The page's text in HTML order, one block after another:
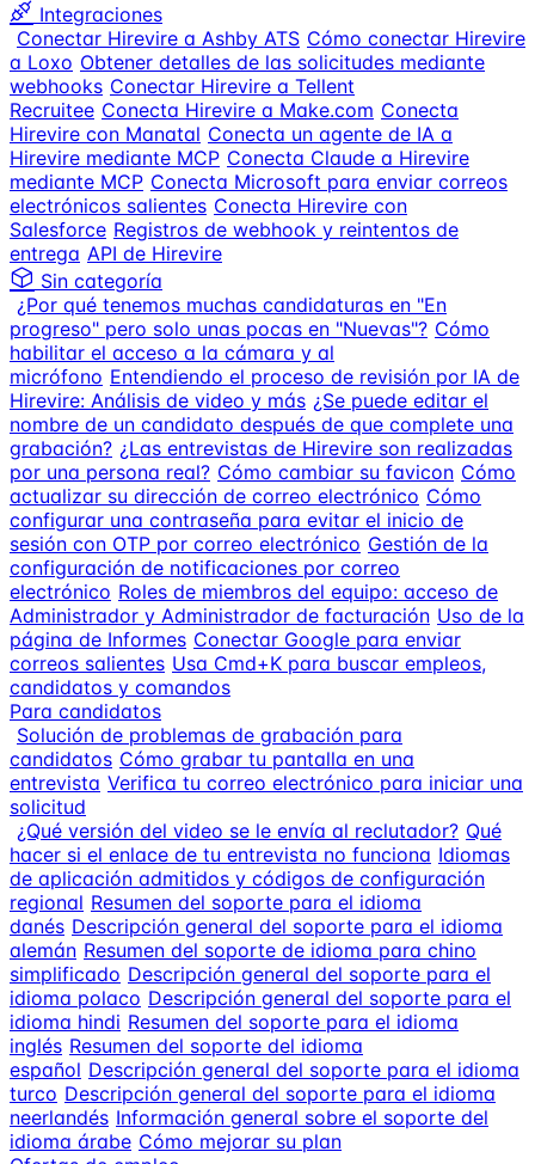
Integraciones
Conectar Hirevire a Ashby ATS Cómo conectar Hirevire
a Loxo Obtener detalles de las solicitudes mediante
webhooks Conectar Hirevire a Tellent
Recruitee Conecta Hirevire a Make.com Conecta
Hirevire con Manatal Conecta un agente de IA a
Hirevire mediante MCP Conecta Claude a Hirevire
mediante MCP Conecta Microsoft para enviar correos
electrónicos salientes Conecta Hirevire con
Salesforce Registros de webhook y reintentos de
entrega API de Hirevire
Sin categoría
¿Por qué tenemos muchas candidaturas en "En
progreso" pero solo unas pocas en "Nuevas"? Cómo
habilitar el acceso a la cámara y al
micrófono Entendiendo el proceso de revisión por IA de
Hirevire: Análisis de video y más ¿Se puede editar el
nombre de un candidato después de que complete una
grabación? ¿Las entrevistas de Hirevire son realizadas
por una persona real? Cómo cambiar su favicon Cómo
actualizar su dirección de correo electrónico Cómo
configurar una contraseña para evitar el inicio de
sesión con OTP por correo electrónico Gestión de la
configuración de notificaciones por correo
electrónico Roles de miembros del equipo: acceso de
Administrador y Administrador de facturación Uso de la
página de Informes Conectar Google para enviar
correos salientes Usa Cmd+K para buscar empleos,
candidatos y comandos
Para candidatos
Solución de problemas de grabación para
candidatos Cómo grabar tu pantalla en una
entrevista Verifica tu correo electrónico para iniciar una
solicitud
¿Qué versión del video se le envía al reclutador? Qué
hacer si el enlace de tu entrevista no funciona Idiomas
de aplicación admitidos y códigos de configuración
regional Resumen del soporte para el idioma
danés Descripción general del soporte para el idioma
alemán Resumen del soporte de idioma para chino
simplificado Descripción general del soporte para el
idioma polaco Descripción general del soporte para el
idioma hindi Resumen del soporte para el idioma
inglés Resumen del soporte del idioma
español Descripción general del soporte para el idioma
turco Descripción general del soporte para el idioma
neerlandés Información general sobre el soporte del
idioma árabe Cómo mejorar su plan